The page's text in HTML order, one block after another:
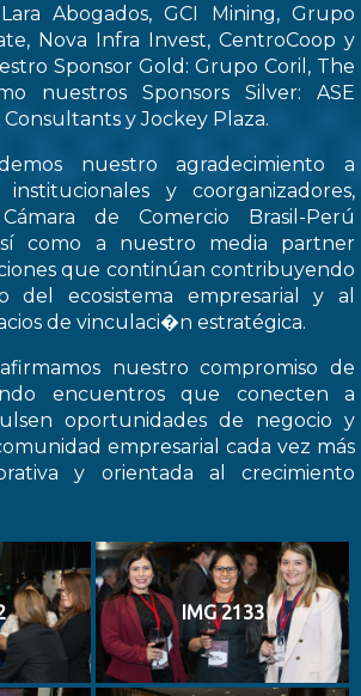
Abogados, GCI Mining, Grupo
Nova Infra Invest, CentroCoop y
Sponsor Gold: Grupo Coril, The
nuestros Sponsors Silver: ASE
y Jockey Plaza.
nuestro agradecimiento a
y coorganizadores,
de Comercio Brasil-Perú
así como a nuestro media partner
que continúan contribuyendo
del ecosistema empresarial y al
de vinculaci�n estratégica.
nuestro compromiso de
encuentros que conecten a
oportunidades de negocio y
empresarial cada vez más
y orientada al crecimiento
IMG 2133